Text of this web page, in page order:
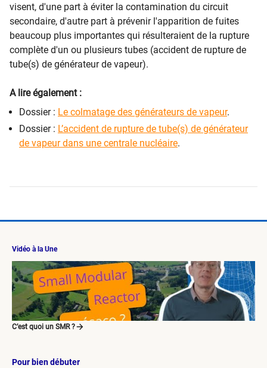
visent, d'une part à éviter la contamination du circuit
secondaire, d'autre part à prévenir l'apparition de fuites
beaucoup plus importantes qui résulteraient de la rupture
complète d'un ou plusieurs tubes (accident de rupture de
tube(s) de générateur de vapeur).
A lire également :
Dossier : Le colmatage des générateurs de vapeur.
Dossier : L’accident de rupture de tube(s) de générateur
de vapeur dans une centrale nucléaire.
Vidéo à la Une
C’est quoi un SMR ?
Pour bien débuter